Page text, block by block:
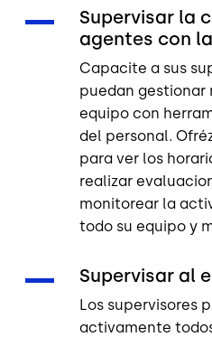
Supervisar la
agentes con
Capacite a sus
puedan gestionar
equipo con
del personal.
para ver los
realizar
monitorear la
todo su equipo y
Supervisar al
Los supervisores
activamente